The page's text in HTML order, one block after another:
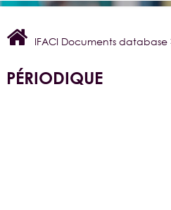
IFACI Documents database
PÉRIODIQUE